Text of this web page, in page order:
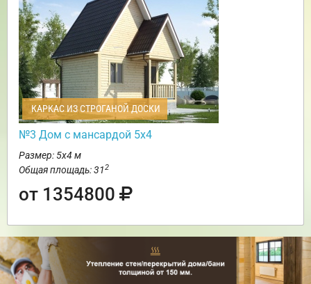
КАРКАС ИЗ СТРОГАНОЙ ДОСКИ
№3 Дом с мансардой 5х4
Размер: 5х4 м
Общая площадь: 312
от 1354800